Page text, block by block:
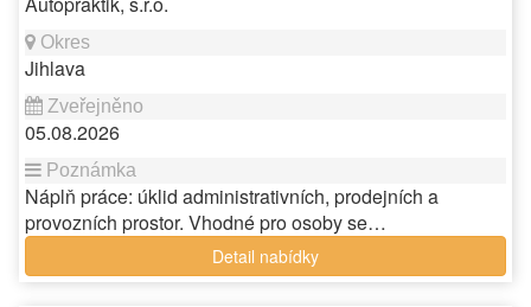
Jihlava
05.08.2026
Náplň práce: úklid administrativních, prodejních a
provozních prostor. Vhodné pro osoby se…
Detail nabídky